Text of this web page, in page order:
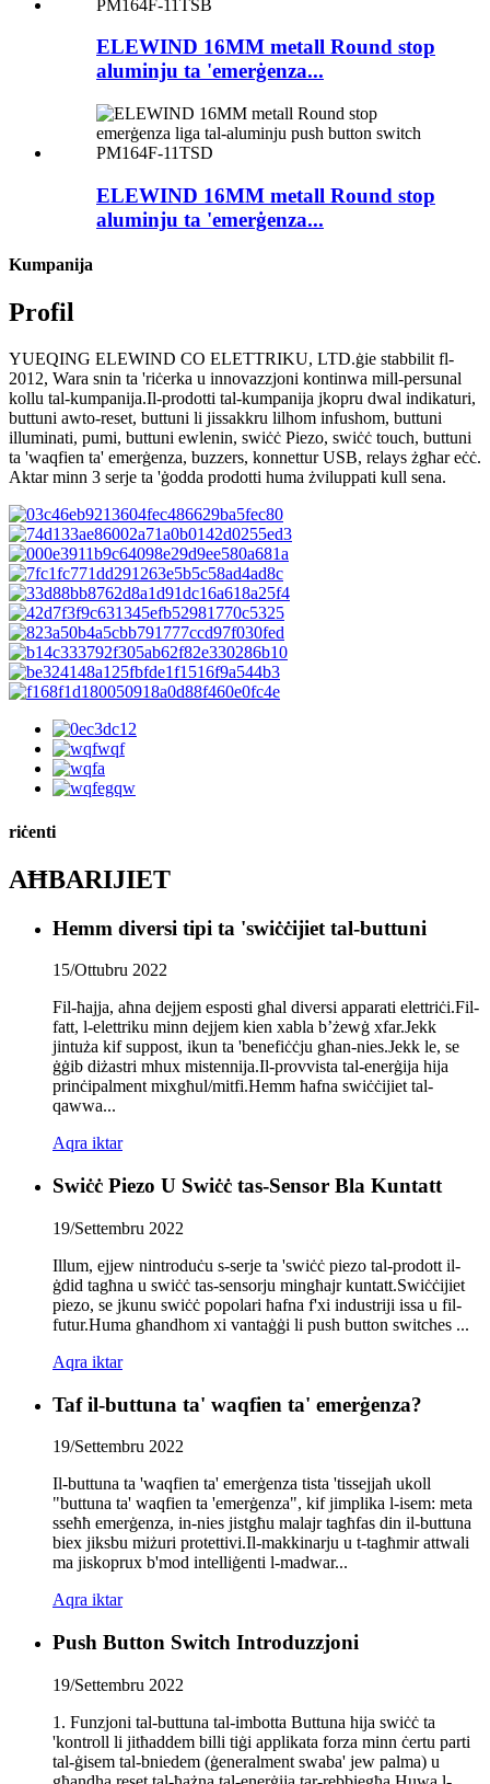
ELEWIND 16MM metall Round stop
aluminju ta 'emerġenza...
ELEWIND 16MM metall Round stop
aluminju ta 'emerġenza...
Kumpanija
Profil
YUEQING ELEWIND CO ELETTRIKU, LTD.ġie stabbilit fl-
2012, Wara snin ta 'riċerka u innovazzjoni kontinwa mill-persunal
kollu tal-kumpanija.Il-prodotti tal-kumpanija jkopru dwal indikaturi,
buttuni awto-reset, buttuni li jissakkru lilhom infushom, buttuni
illuminati, pumi, buttuni ewlenin, swiċċ Piezo, swiċċ touch, buttuni
ta 'waqfien ta' emerġenza, buzzers, konnettur USB, relays żgħar eċċ.
Aktar minn 3 serje ta 'ġodda prodotti huma żviluppati kull sena.
riċenti
AĦBARIJIET
Hemm diversi tipi ta 'swiċċijiet tal-buttuni
15/Ottubru 2022
Fil-ħajja, aħna dejjem esposti għal diversi apparati elettriċi.Fil-
fatt, l-elettriku minn dejjem kien xabla b’żewġ xfar.Jekk
jintuża kif suppost, ikun ta 'benefiċċju għan-nies.Jekk le, se
ġġib diżastri mhux mistennija.Il-provvista tal-enerġija hija
prinċipalment mixgħul/mitfi.Hemm ħafna swiċċijiet tal-
qawwa...
Aqra iktar
Swiċċ Piezo U Swiċċ tas-Sensor Bla Kuntatt
19/Settembru 2022
Illum, ejjew nintroduċu s-serje ta 'swiċċ piezo tal-prodott il-
ġdid tagħna u swiċċ tas-sensorju mingħajr kuntatt.Swiċċijiet
piezo, se jkunu swiċċ popolari ħafna f'xi industriji issa u fil-
futur.Huma għandhom xi vantaġġi li push button switches ...
Aqra iktar
Taf il-buttuna ta' waqfien ta' emerġenza?
19/Settembru 2022
Il-buttuna ta 'waqfien ta' emerġenza tista 'tissejjaħ ukoll
"buttuna ta' waqfien ta 'emerġenza", kif jimplika l-isem: meta
sseħħ emerġenza, in-nies jistgħu malajr tagħfas din il-buttuna
biex jiksbu miżuri protettivi.Il-makkinarju u t-tagħmir attwali
ma jiskoprux b'mod intelliġenti l-madwar...
Aqra iktar
Push Button Switch Introduzzjoni
19/Settembru 2022
1. Funzjoni tal-buttuna tal-imbotta Buttuna hija swiċċ ta
'kontroll li jitħaddem billi tiġi applikata forza minn ċertu parti
tal-ġisem tal-bniedem (ġeneralment swaba' jew palma) u